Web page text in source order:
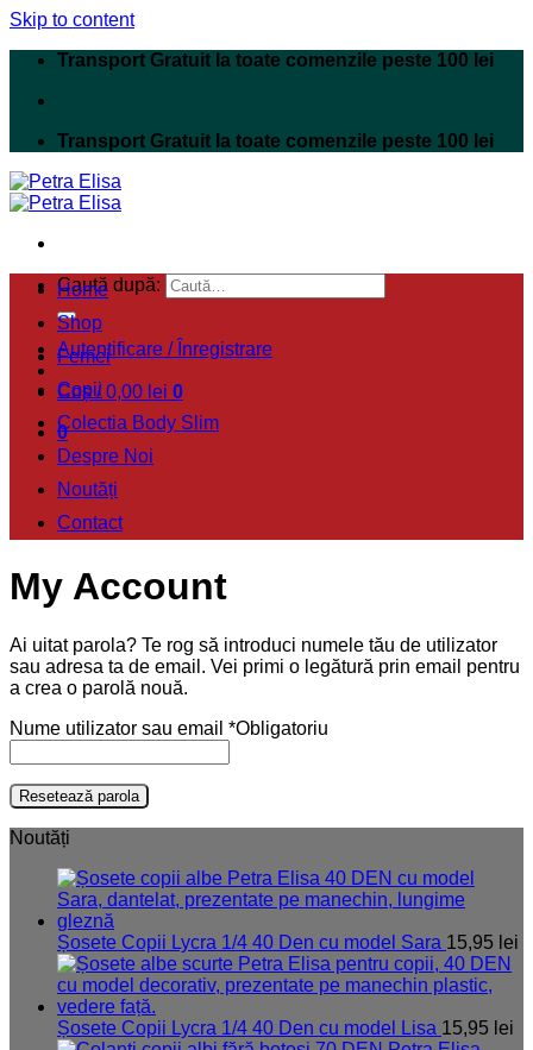
Skip to content
Transport Gratuit la toate comenzile peste 100 lei
Transport Gratuit la toate comenzile peste 100 lei
Caută după:
Autentificare / Înregistrare
Coș /0,00 lei 0
0
Home
Shop
Femei
Copii
Colectia Body Slim
Despre Noi
Noutăți
Contact
My Account
Ai uitat parola? Te rog să introduci numele tău de utilizator
sau adresa ta de email. Vei primi o legătură prin email pentru
a crea o parolă nouă.
Nume utilizator sau email *Obligatoriu
Resetează parola
Noutăți
Șosete Copii Lycra 1/4 40 Den cu model Sara 15,95 lei
Șosete Copii Lycra 1/4 40 Den cu model Lisa 15,95 lei